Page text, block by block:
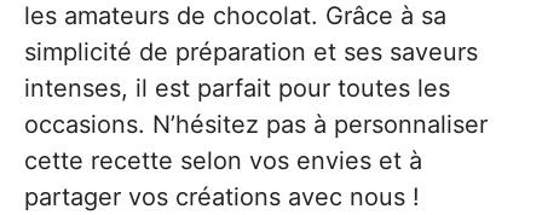
les amateurs de chocolat. Grâce à sa
simplicité de préparation et ses saveurs
intenses, il est parfait pour toutes les
occasions. N’hésitez pas à personnaliser
cette recette selon vos envies et à
partager vos créations avec nous !